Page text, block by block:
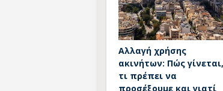
Αλλαγή χρήσης
ακινήτων: Πώς γίνεται,
τι πρέπει να
προσέξουμε και γιατί